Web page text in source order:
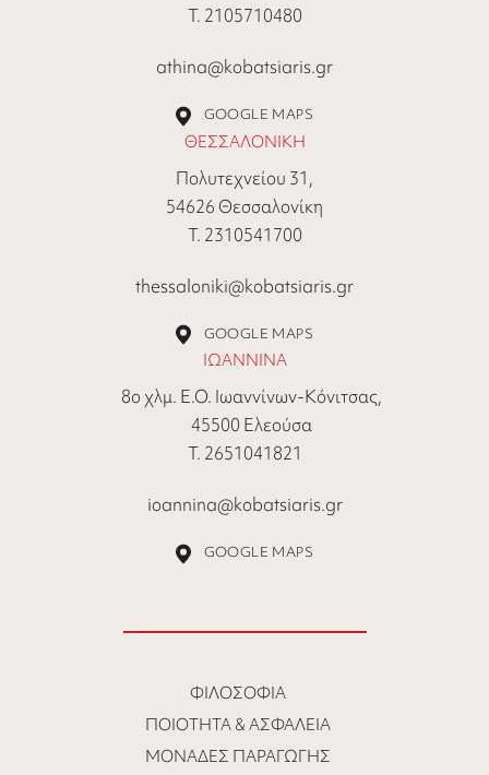
Τ. 2105710480
athina@kobatsiaris.gr
GOOGLE MAPS
ΘΕΣΣΑΛΟΝΙΚΗ
Πολυτεχνείου 31,
54626 Θεσσαλονίκη
Τ. 2310541700
thessaloniki@kobatsiaris.gr
GOOGLE MAPS
ΙΩΑΝΝΙΝΑ
8ο χλμ. Ε.Ο. Ιωαννίνων-Κόνιτσας,
45500 Ελεούσα
Τ. 2651041821
ioannina@kobatsiaris.gr
GOOGLE MAPS
ΦΙΛΟΣΟΦΊΑ
ΠΟΙΌΤΗΤΑ & ΑΣΦΆΛΕΙΑ
ΜΟΝΆΔΕΣ ΠΑΡΑΓΩΓΉΣ